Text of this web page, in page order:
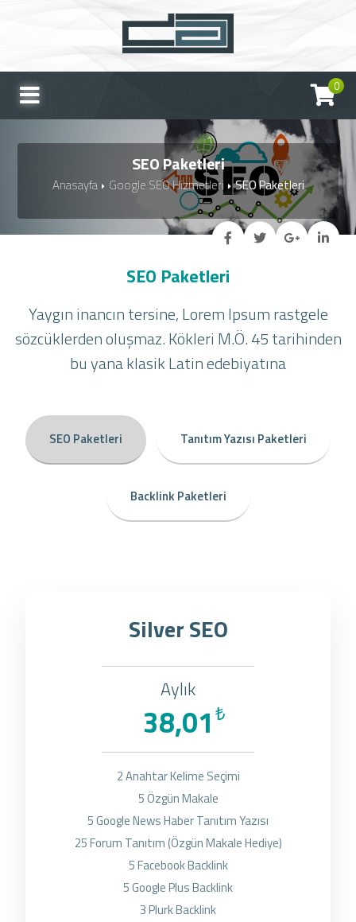
0
SEO Paketleri
Anasayfa Google SEO Hizmetleri SEO Paketleri
SEO Paketleri
Yaygın inancın tersine, Lorem Ipsum rastgele
sözcüklerden oluşmaz. Kökleri M.Ö. 45 tarihinden
bu yana klasik Latin edebiyatına
SEO Paketleri Tanıtım Yazısı Paketleri
Backlink Paketleri
Silver SEO
Aylık
₺
38,01
2 Anahtar Kelime Seçimi
5 Özgün Makale
5 Google News Haber Tanıtım Yazısı
25 Forum Tanıtım (Özgün Makale Hediye)
5 Facebook Backlink
5 Google Plus Backlink
3 Plurk Backlink